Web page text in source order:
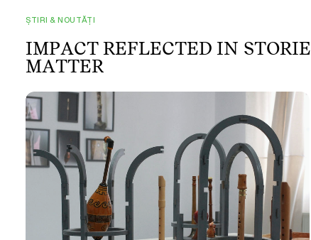
ȘTIRI & NOUTĂȚI
IMPACT REFLECTED IN STORIE
MATTER